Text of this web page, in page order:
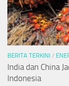
BERITA TERKINI /
India dan China
Indonesia